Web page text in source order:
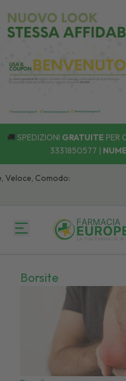
🚚 SPEDIZIONI GRATUITE PER
3331850577 |
Comodo:
Borsite